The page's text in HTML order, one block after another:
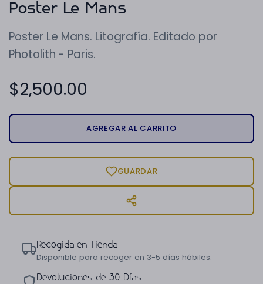
Poster Le Mans
Poster Le Mans. Litografía. Editado por
Photolith - Paris.
$2,500.00
AGREGAR AL CARRITO
GUARDAR
Recogida en Tienda
Disponible para recoger en 3-5 días hábiles.
Devoluciones de 30 Días